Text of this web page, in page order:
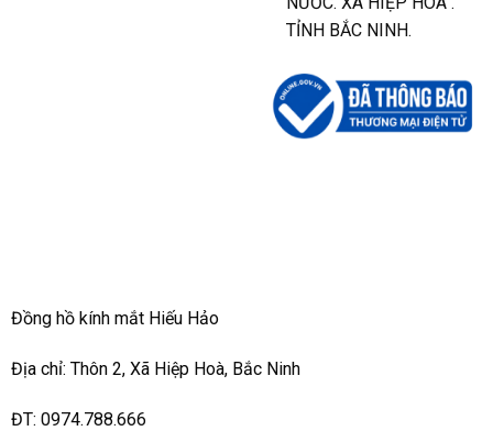
TỈNH BẮC NINH.
Đồng hồ kính mắt Hiếu Hảo
Địa chỉ: Thôn 2, Xã Hiệp Hoà, Bắc Ninh
ĐT: 0974.788.666